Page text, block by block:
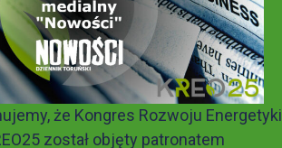
że Kongres Rozwoju Energetyki
został objęty patronatem